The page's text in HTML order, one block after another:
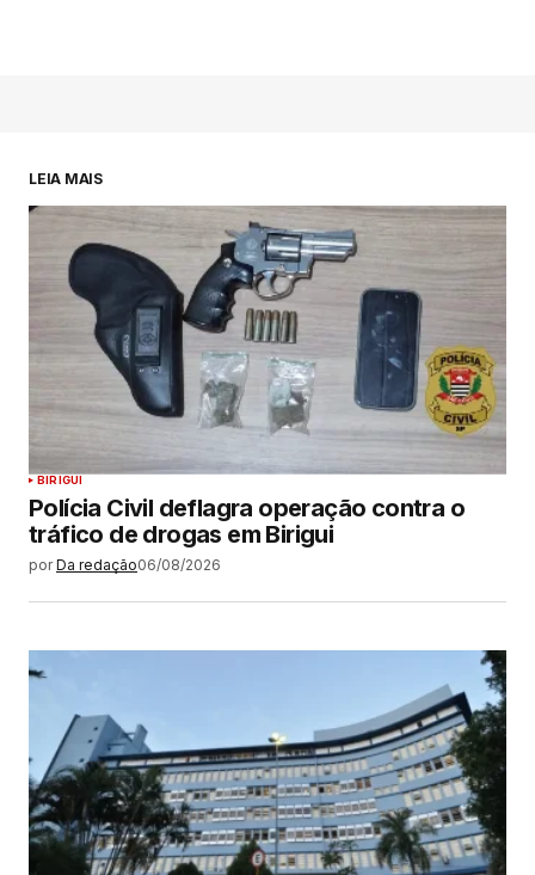
LEIA MAIS
BIRIGUI
Polícia Civil deflagra operação contra o
tráfico de drogas em Birigui
por Da redação06/08/2026